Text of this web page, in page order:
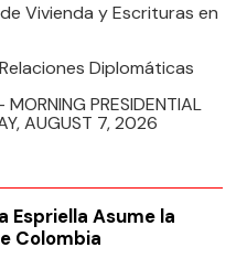
Vivienda y Escrituras en
Diplomáticas
PRESIDENTIAL
AUGUST 7, 2026
Espriella Asume la
Colombia